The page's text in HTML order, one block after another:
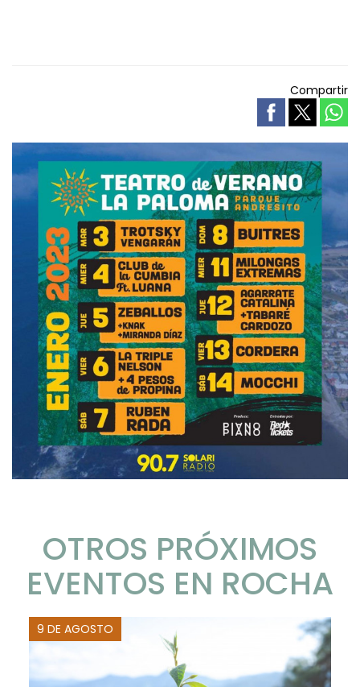
Compartir
OTROS PRÓXIMOS
EVENTOS EN ROCHA
9 DE AGOSTO